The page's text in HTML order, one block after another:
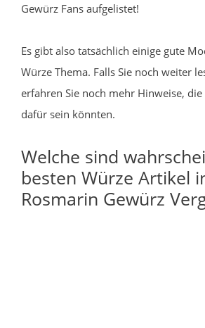
Gewürz Fans aufgelistet!
Es gibt also tatsächlich einige gute
Würze Thema. Falls Sie noch weiter
erfahren Sie noch mehr Hinweise,
dafür sein könnten.
Welche sind
besten Würze Artikel
Rosmarin Gewürz